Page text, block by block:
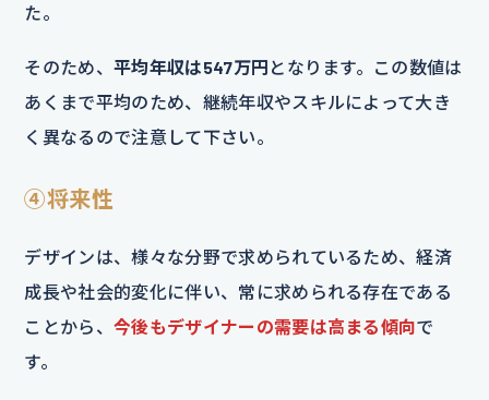
た。
そのため、 平均年収は547万円 となります。この数値は
あくまで平均のため、継続年収やスキルによって大き
く異なるので注意して下さい。
④将来性
デザインは、様々な分野で求められているため、経済
成長や社会的変化に伴い、常に求められる存在である
ことから、 今後もデザイナーの需要は高まる傾向で
す。